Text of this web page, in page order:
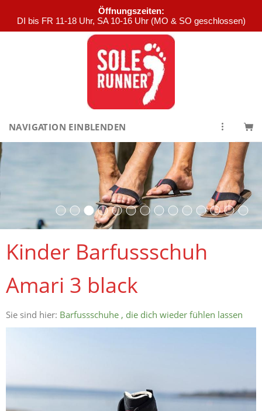
Öffnungszeiten:
DI bis FR 11-18 Uhr, SA 10-16 Uhr (MO & SO geschlossen)
NAVIGATION EINBLENDEN
Kinder Barfussschuh
Amari 3 black
Sie sind hier: Barfussschuhe , die dich wieder fühlen lassen